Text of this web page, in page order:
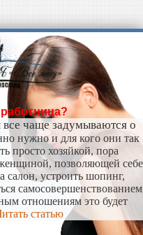
чаще задумываются о
нужно и для кого они так
просто хозяйкой, пора
позволяющей себе
салон, устроить шопинг,
самосовершенствованием
отношениям это будет
статью